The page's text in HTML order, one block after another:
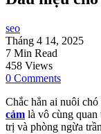
seo
Tháng 4 14, 2025
7 Min Read
458 Views
0 Comments
Chắc hẳn ai nuôi
cảm là vô cùng quan
trị và phòng ngừa